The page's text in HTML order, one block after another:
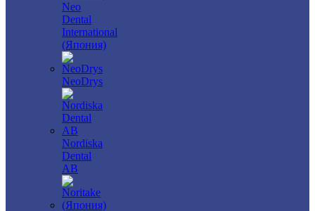
Neo
Dental
International
(Япония)
NeoDrys
Nordiska
Dental
AB